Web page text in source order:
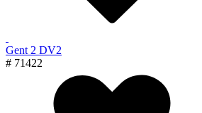
Gent 2 DV2
# 71422